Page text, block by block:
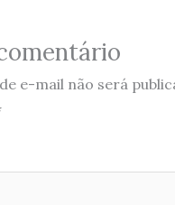
e-mail não será